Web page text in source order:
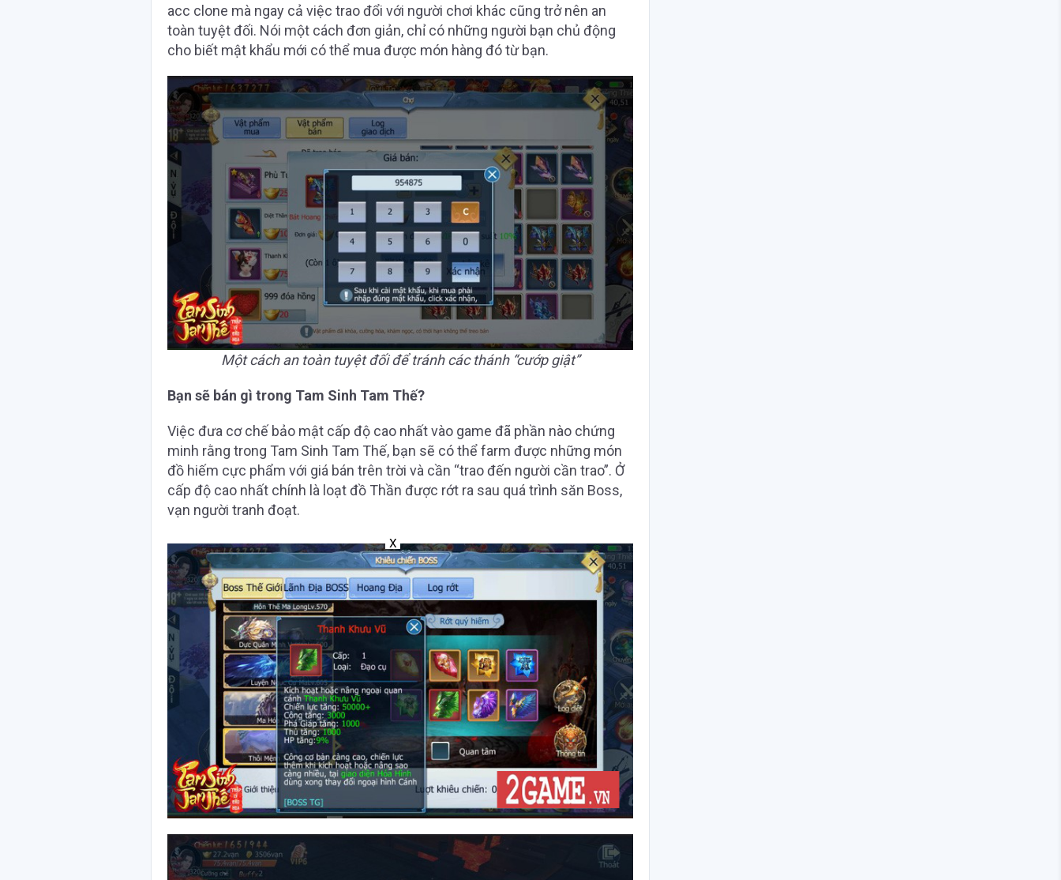
acc clone mà ngay cả việc trao đổi với người chơi khác cũng trở nên an
toàn tuyệt đối. Nói một cách đơn giản, chỉ có những người bạn chủ động
cho biết mật khẩu mới có thể mua được món hàng đó từ bạn.
Một cách an toàn tuyệt đối để tránh các thánh “cướp giật”
Bạn sẽ bán gì trong Tam Sinh Tam Thế?
Việc đưa cơ chế bảo mật cấp độ cao nhất vào game đã phần nào chứng
minh rằng trong Tam Sinh Tam Thế, bạn sẽ có thể farm được những món
đồ hiếm cực phẩm với giá bán trên trời và cần “trao đến người cần trao”. Ở
cấp độ cao nhất chính là loạt đồ Thần được rớt ra sau quá trình săn Boss,
vạn người tranh đoạt.
X